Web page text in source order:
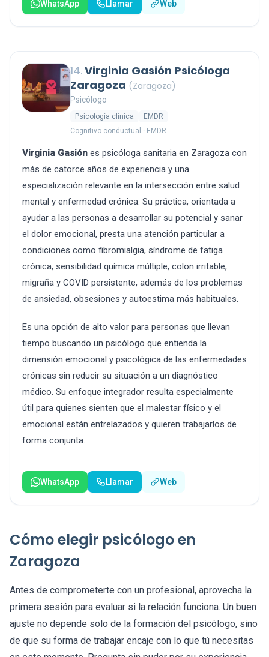
WhatsApp Llamar Web
14.Virginia Gasión Psicóloga
Zaragoza (Zaragoza)
Psicólogo
Psicología clínica
EMDR
Cognitivo-conductual · EMDR
Virginia Gasión es psicóloga sanitaria en Zaragoza con
más de catorce años de experiencia y una
especialización relevante en la intersección entre salud
mental y enfermedad crónica. Su práctica, orientada a
ayudar a las personas a desarrollar su potencial y sanar
el dolor emocional, presta una atención particular a
condiciones como fibromialgia, síndrome de fatiga
crónica, sensibilidad química múltiple, colon irritable,
migraña y COVID persistente, además de los problemas
de ansiedad, obsesiones y autoestima más habituales.
Es una opción de alto valor para personas que llevan
tiempo buscando un psicólogo que entienda la
dimensión emocional y psicológica de las enfermedades
crónicas sin reducir su situación a un diagnóstico
médico. Su enfoque integrador resulta especialmente
útil para quienes sienten que el malestar físico y el
emocional están entrelazados y quieren trabajarlos de
forma conjunta.
WhatsApp Llamar Web
Cómo elegir psicólogo en
Zaragoza
Antes de comprometerte con un profesional, aprovecha la
primera sesión para evaluar si la relación funciona. Un buen
ajuste no depende solo de la formación del psicólogo, sino
de que su forma de trabajar encaje con lo que tú necesitas